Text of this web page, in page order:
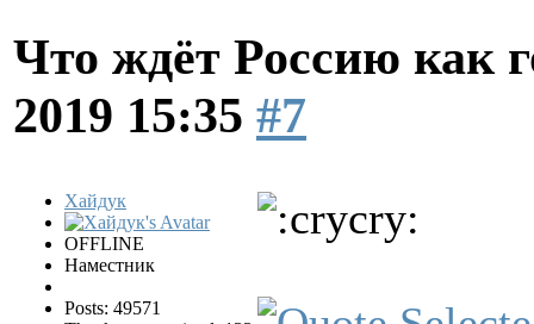
Что ждёт Россию как
2019 15:35 #7
Хайдук
OFFLINE
Наместник
Posts: 49571